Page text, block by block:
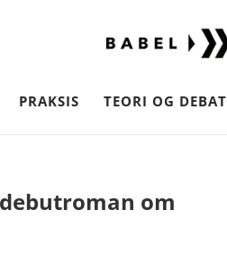
PRAKSIS TEORI OG DEBAT
om